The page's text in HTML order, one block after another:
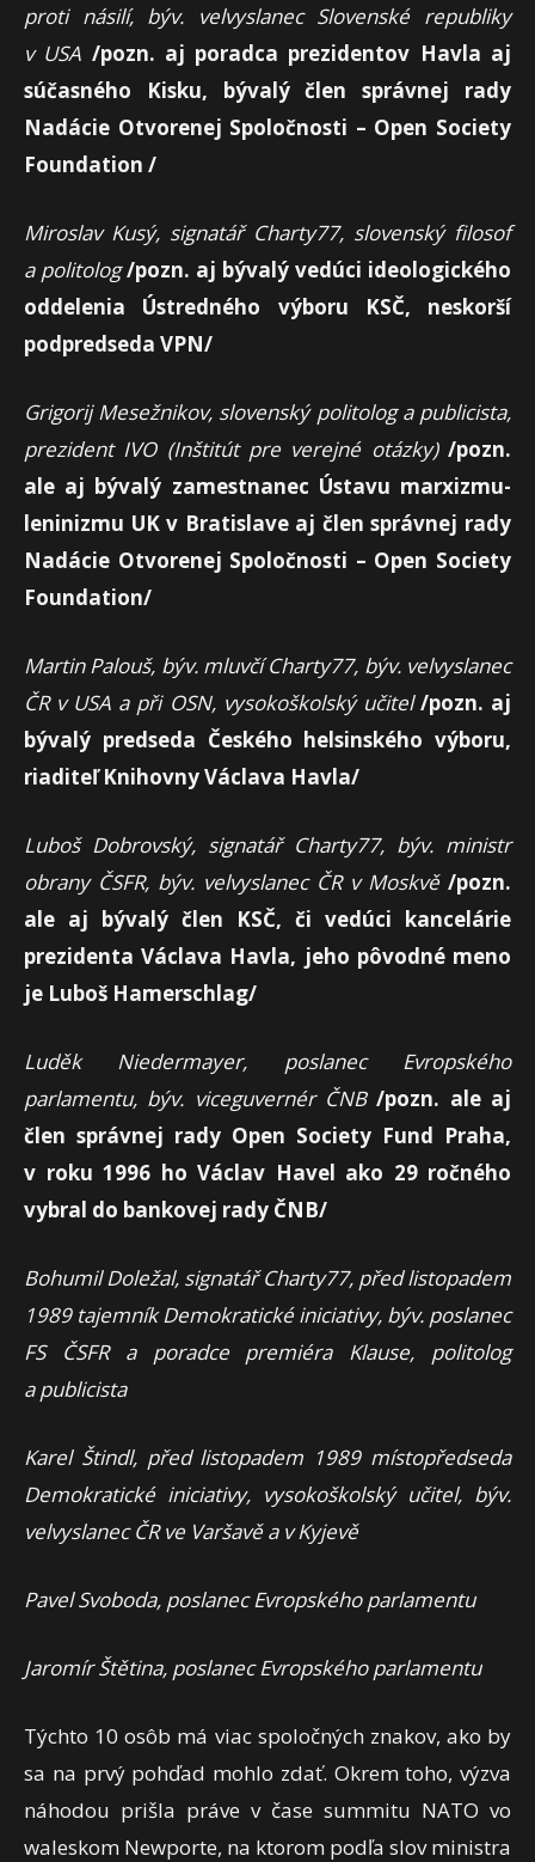
proti násilí, býv. velvyslanec Slovenské republiky
v USA /pozn. aj poradca prezidentov Havla aj
súčasného Kisku, bývalý člen správnej rady
Nadácie Otvorenej Spoločnosti – Open Society
Foundation /
Miroslav Kusý, signatář Charty77, slovenský filosof
a politolog /pozn. aj bývalý vedúci ideologického
oddelenia Ústredného výboru KSČ, neskorší
podpredseda VPN/
Grigorij Mesežnikov, slovenský politolog a publicista,
prezident IVO (Inštitút pre verejné otázky) /pozn.
ale aj bývalý zamestnanec Ústavu marxizmu-
leninizmu UK v Bratislave aj člen správnej rady
Nadácie Otvorenej Spoločnosti – Open Society
Foundation/
Martin Palouš, býv. mluvčí Charty77, býv. velvyslanec
ČR v USA a při OSN, vysokoškolský učitel /pozn. aj
bývalý predseda Českého helsinského výboru,
riaditeľ Knihovny Václava Havla/
Luboš Dobrovský, signatář Charty77, býv. ministr
obrany ČSFR, býv. velvyslanec ČR v Moskvě /pozn.
ale aj bývalý člen KSČ, či vedúci kancelárie
prezidenta Václava Havla, jeho pôvodné meno
je Luboš Hamerschlag/
Luděk Niedermayer, poslanec Evropského
parlamentu, býv. viceguvernér ČNB /pozn. ale aj
člen správnej rady Open Society Fund Praha,
v roku 1996 ho Václav Havel ako 29 ročného
vybral do bankovej rady ČNB/
Bohumil Doležal, signatář Charty77, před listopadem
1989 tajemník Demokratické iniciativy, býv. poslanec
FS ČSFR a poradce premiéra Klause, politolog
a publicista
Karel Štindl, před listopadem 1989 místopředseda
Demokratické iniciativy, vysokoškolský učitel, býv.
velvyslanec ČR ve Varšavě a v Kyjevě
Pavel Svoboda, poslanec Evropského parlamentu
Jaromír Štětina, poslanec Evropského parlamentu
Týchto 10 osôb má viac spoločných znakov, ako by
sa na prvý pohďad mohlo zdať. Okrem toho, výzva
náhodou prišla práve v čase summitu NATO vo
waleskom Newporte, na ktorom podľa slov ministra